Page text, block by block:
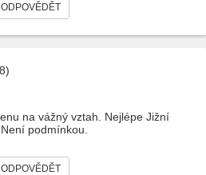
ODPOVĚDĚT
na vážný vztah. Nejlépe Jižní
podmínkou.
ODPOVĚDĚT